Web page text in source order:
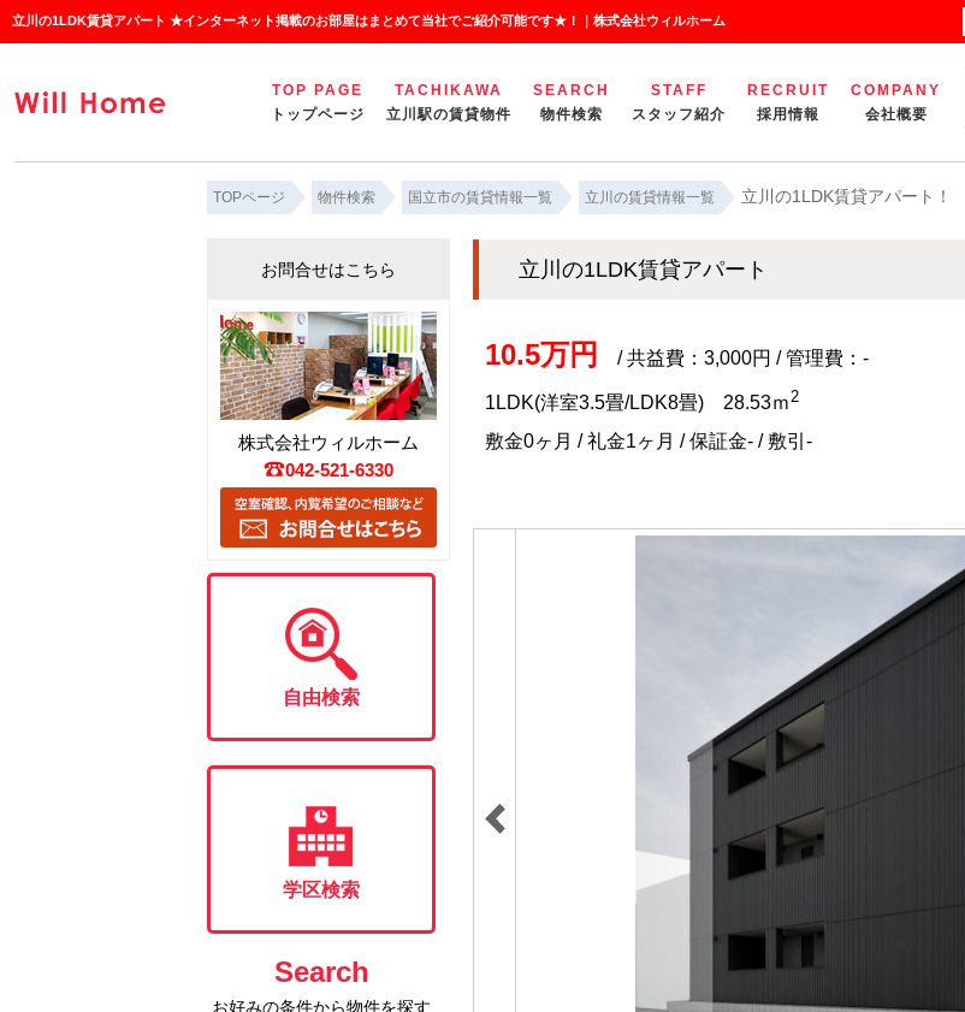
立川の1LDK賃貸アパート ★インターネット掲載のお部屋はまとめて当社でご紹介可能です★！｜株式会社ウィルホーム
TOP PAGE
トップページ
TACHIKAWA
立川駅の賃貸物件
SEARCH
物件検索
STAFF
スタッフ紹介
RECRUIT
採用情報
COMPANY
会社概要
TOPページ 物件検索 国立市の賃貸情報一覧 立川の賃貸情報一覧 立川の1LDK賃貸アパート！
立川の1LDK賃貸アパート
10.5万円 / 共益費：3,000円 / 管理費：-
1LDK(洋室3.5畳/LDK8畳) 28.53ｍ2
敷金0ヶ月 / 礼金1ヶ月 / 保証金- / 敷引-
お問合せはこちら
株式会社ウィルホーム
042-521-6330
自由検索
学区検索
Search
お好みの条件から物件を探す